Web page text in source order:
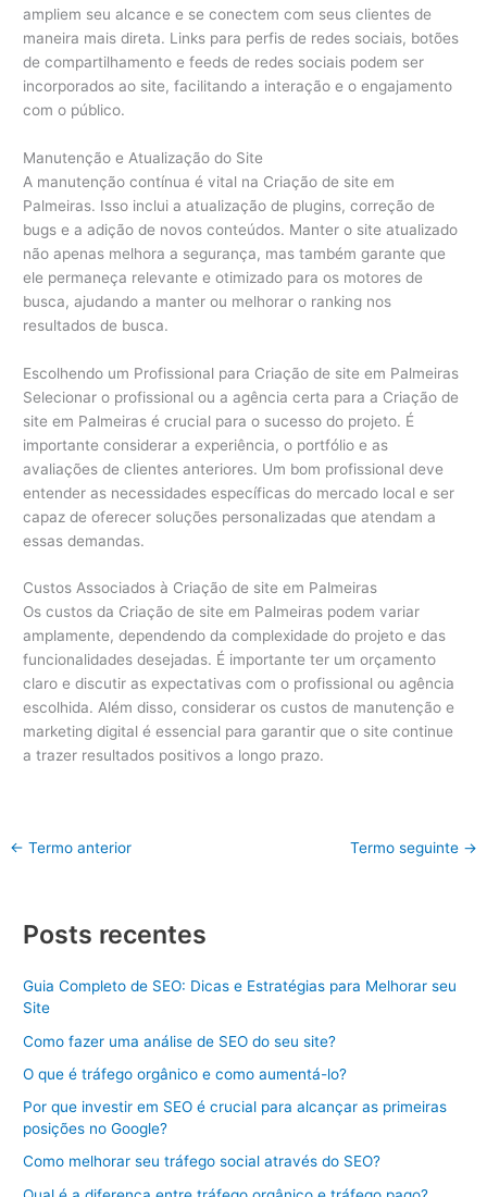
ampliem seu alcance e se conectem com seus clientes de
maneira mais direta. Links para perfis de redes sociais, botões
de compartilhamento e feeds de redes sociais podem ser
incorporados ao site, facilitando a interação e o engajamento
com o público.
Manutenção e Atualização do Site
A manutenção contínua é vital na Criação de site em
Palmeiras. Isso inclui a atualização de plugins, correção de
bugs e a adição de novos conteúdos. Manter o site atualizado
não apenas melhora a segurança, mas também garante que
ele permaneça relevante e otimizado para os motores de
busca, ajudando a manter ou melhorar o ranking nos
resultados de busca.
Escolhendo um Profissional para Criação de site em Palmeiras
Selecionar o profissional ou a agência certa para a Criação de
site em Palmeiras é crucial para o sucesso do projeto. É
importante considerar a experiência, o portfólio e as
avaliações de clientes anteriores. Um bom profissional deve
entender as necessidades específicas do mercado local e ser
capaz de oferecer soluções personalizadas que atendam a
essas demandas.
Custos Associados à Criação de site em Palmeiras
Os custos da Criação de site em Palmeiras podem variar
amplamente, dependendo da complexidade do projeto e das
funcionalidades desejadas. É importante ter um orçamento
claro e discutir as expectativas com o profissional ou agência
escolhida. Além disso, considerar os custos de manutenção e
marketing digital é essencial para garantir que o site continue
a trazer resultados positivos a longo prazo.
← Termo anterior Termo seguinte →
Posts recentes
Guia Completo de SEO: Dicas e Estratégias para Melhorar seu
Site
Como fazer uma análise de SEO do seu site?
O que é tráfego orgânico e como aumentá-lo?
Por que investir em SEO é crucial para alcançar as primeiras
posições no Google?
Como melhorar seu tráfego social através do SEO?